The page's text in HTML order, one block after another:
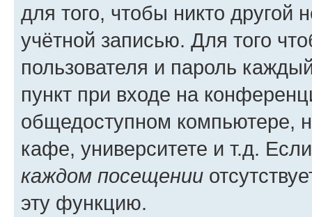
для того, чтобы никто другой
учётной записью. Для того
пользователя и пароль
пункт при входе на
общедоступном компьютере,
кафе, университете и т.д.
каждом посещении
эту функцию.